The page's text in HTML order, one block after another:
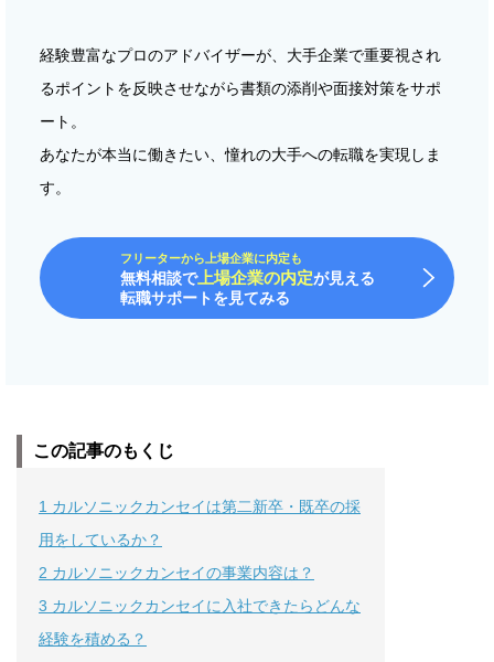
経験豊富なプロのアドバイザーが、大手企業で重要視され
るポイントを反映させながら書類の添削や面接対策をサポ
ート。
あなたが本当に働きたい、憧れの大手への転職を実現しま
す。
フリーターから上場企業に内定も
無料相談で上場企業の内定が見える
転職サポートを見てみる
この記事のもくじ
1 カルソニックカンセイは第二新卒・既卒の採
用をしているか？
2 カルソニックカンセイの事業内容は？
3 カルソニックカンセイに入社できたらどんな
経験を積める？